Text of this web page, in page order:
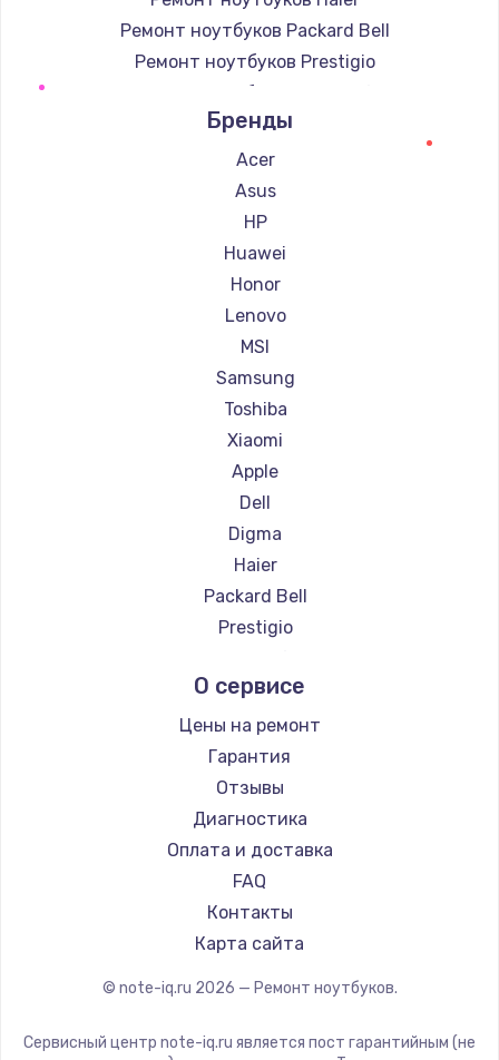
Ремонт ноутбуков Packard Bell
Ремонт ноутбуков Prestigio
Ремонт ноутбуков Microsoft
Ремонт ноутбуков Alienware
Ремонт ноутбуков Aquarius
Ремонт ноутбуков Gigabyte
Ремонт ноутбуков Aorus
Ремонт ноутбуков Maibenben
Ремонт ноутбуков Getac
Ремонт ноутбуков Epson
Ремонт ноутбуков Philips
Ремонт ноутбуков LG
Ремонт ноутбуков Panasonic
Ремонт ноутбуков Irbis
Ремонт ноутбуков Thunderobot
Ремонт ноутбуков Hasee
Ремонт ноутбуков ZTE
Ремонт ноутбуков Hiper
Ремонт ноутбуков Evga
Ремонт ноутбуков Google
Ремонт ноутбуков Ardor
Ремонт ноутбуков Predator
Ремонт ноутбуков iru
Ремонт ноутбуков Machenike
Ремонт ноутбуков DEXP
Ремонт ноутбуков Teclast
Ремонт ноутбуков CHUWI
Ремонт ноутбуков Colorful
Бренды
Acer
Asus
HP
Huawei
Honor
Lenovo
MSI
Samsung
Toshiba
Xiaomi
Apple
Dell
Digma
Haier
Packard Bell
Prestigio
Alienware
Aquarius
Gigabyte
Aorus
Maibenben
Getac
Epson
Philips
LG
Thunderobot
О сервисе
Цены на ремонт
Гарантия
Отзывы
Диагностика
Оплата и доставка
FAQ
Контакты
Карта сайта
© note-iq.ru 2026 — Ремонт ноутбуков.
Сервисный центр note-iq.ru является пост гарантийным (не